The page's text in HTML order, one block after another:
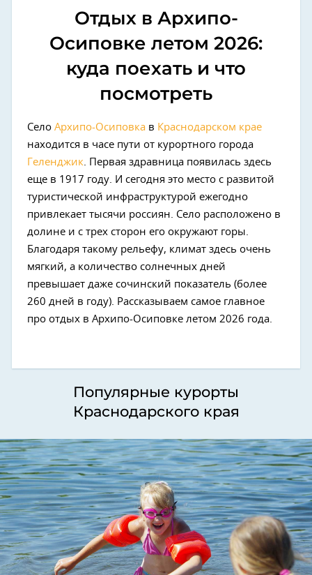
Отдых в Архипо-
Осиповке летом 2026:
куда поехать и что
посмотреть
Село Архипо-Осиповка в Краснодарском крае
находится в часе пути от курортного города
Геленджик. Первая здравница появилась здесь
еще в 1917 году. И сегодня это место с развитой
туристической инфраструктурой ежегодно
привлекает тысячи россиян. Село расположено в
долине и с трех сторон его окружают горы.
Благодаря такому рельефу, климат здесь очень
мягкий, а количество солнечных дней
превышает даже сочинский показатель (более
260 дней в году). Рассказываем самое главное
про отдых в Архипо-Осиповке летом 2026 года.
Популярные курорты
Краснодарского края